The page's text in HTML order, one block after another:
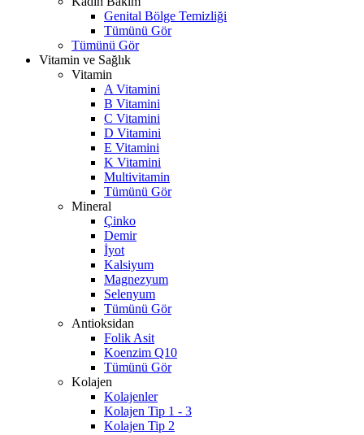
Genital Bölge Temizliği
Tümünü Gör
Tümünü Gör
Vitamin ve Sağlık
Vitamin
A Vitamini
B Vitamini
C Vitamini
D Vitamini
E Vitamini
K Vitamini
Multivitamin
Tümünü Gör
Mineral
Çinko
Demir
İyot
Kalsiyum
Magnezyum
Selenyum
Tümünü Gör
Antioksidan
Folik Asit
Koenzim Q10
Tümünü Gör
Kolajen
Kolajenler
Kolajen Tip 1 - 3
Kolajen Tip 2